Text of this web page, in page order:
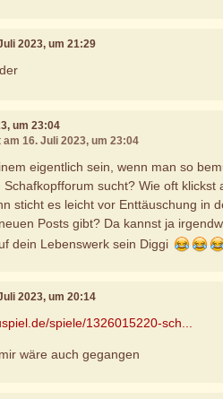
2023, um 21:29
um 23:04
16. Juli 2023, um 23:04
eigentlich sein, wenn man so
Schafkopfforum sucht? Wie oft klickst
sticht es leicht vor Enttäuschung in
Posts gibt? Da kannst ja
dein Lebenswerk sein Diggi
2023, um 20:14
spiele/1326015220-sch...
wäre auch gegangen